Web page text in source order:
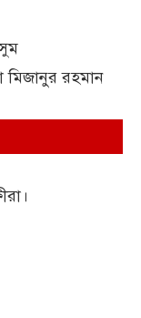
মিজানুর রহমান